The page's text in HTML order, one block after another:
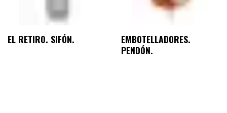
EL RETIRO. SIFÓN.
EMBOTELLADORES.
PENDÓN.